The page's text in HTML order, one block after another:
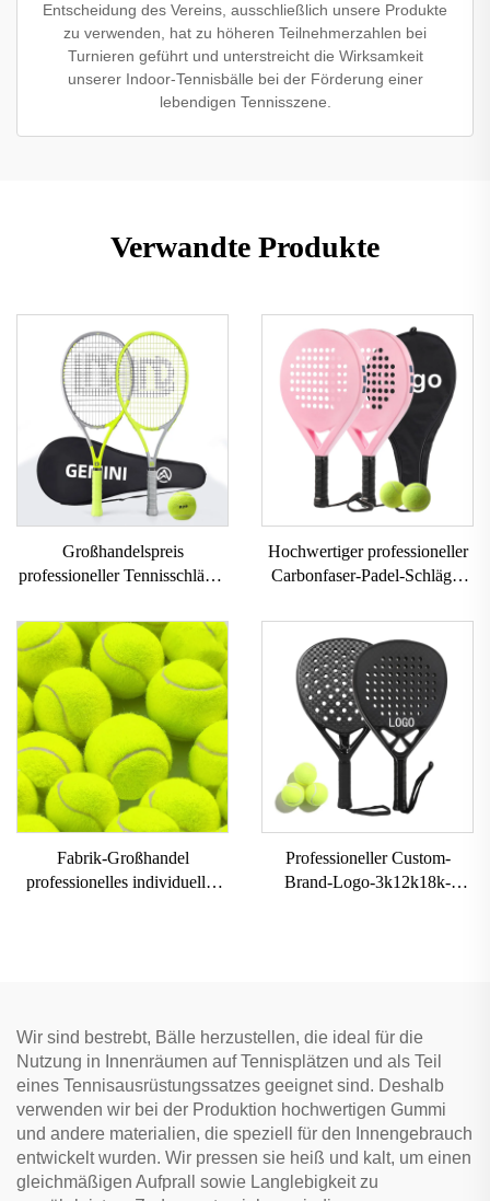
Entscheidung des Vereins, ausschließlich unsere Produkte
zu verwenden, hat zu höheren Teilnehmerzahlen bei
Turnieren geführt und unterstreicht die Wirksamkeit
unserer Indoor-Tennisbälle bei der Förderung einer
lebendigen Tennisszene.
Verwandte Produkte
Großhandelspreis
professioneller Tennisschläger
Tasche professioneller
Carbon-Gemini-
Tennisschläger für Paare
Hochwertiger professioneller
Carbonfaser-Padel-Schläger
Outdoor-Sport-Beach-Tennis-
Schläger mit Nylonnetz EVA-
Griff
Fabrik-Großhandel
professionelles individuelles
Professioneller Custom-
Brand-Logo-3k12k18k-
Wir sind bestrebt, Bälle herzustellen, die ideal für die
Nutzung in Innenräumen auf Tennisplätzen und als Teil
eines Tennisausrüstungssatzes geeignet sind. Deshalb
verwenden wir bei der Produktion hochwertigen Gummi
und andere materialien, die speziell für den Innengebrauch
entwickelt wurden. Wir pressen sie heiß und kalt, um einen
gleichmäßigen Aufprall sowie Langlebigkeit zu